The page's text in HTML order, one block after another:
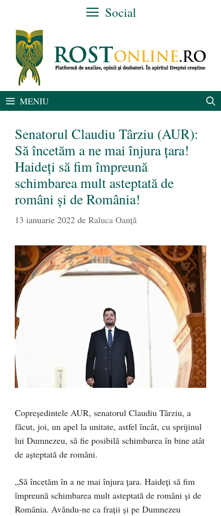
conținut
Social
MENIU
Senatorul Claudiu Târziu (AUR):
Să încetăm a ne mai înjura țara!
Haideți să fim împreună
schimbarea mult asteptată de
români și de România!
13 ianuarie 2022 de Raluca Oanță
Copreședintele AUR, senatorul Claudiu Târziu, a
făcut, joi, un apel la unitate, astfel încât, cu sprijinul
lui Dumnezeu, să fie posibilă schimbarea în bine atât
de așteptată de români.
„Să încetăm în a ne mai înjura țara. Haideți să fim
împreună schimbarea mult asteptată de români și de
România. Avându-ne ca frații și pe Dumnezeu